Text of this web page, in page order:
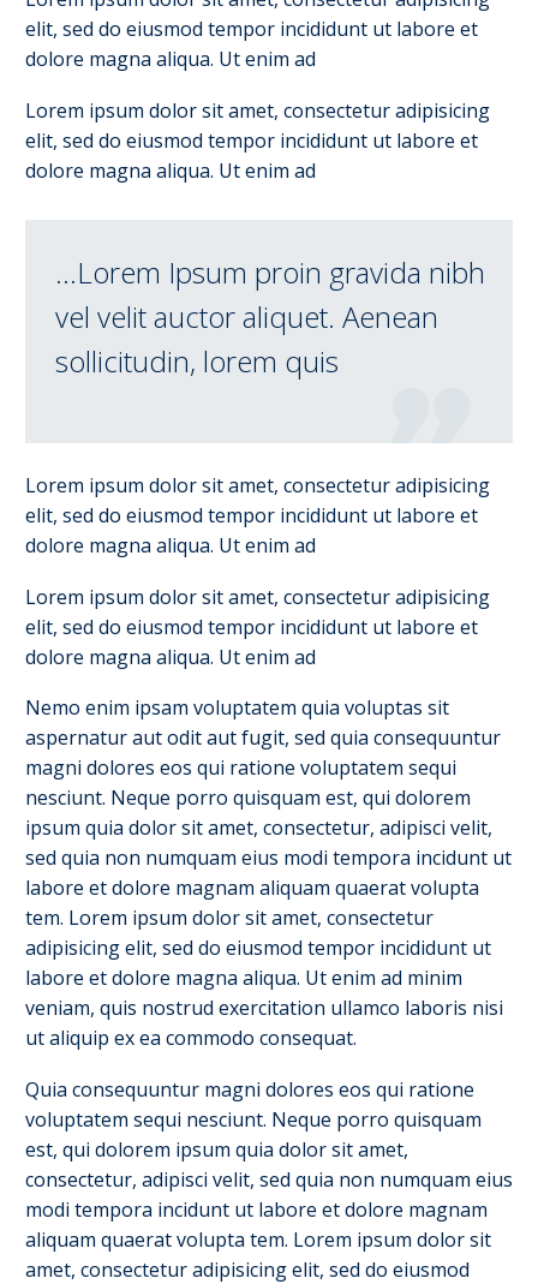
elit, sed do eiusmod tempor incididunt ut labore et
dolore magna aliqua. Ut enim ad
Lorem ipsum dolor sit amet, consectetur adipisicing
elit, sed do eiusmod tempor incididunt ut labore et
dolore magna aliqua. Ut enim ad
…Lorem Ipsum proin gravida nibh
vel velit auctor aliquet. Aenean
sollicitudin, lorem quis
Lorem ipsum dolor sit amet, consectetur adipisicing
elit, sed do eiusmod tempor incididunt ut labore et
dolore magna aliqua. Ut enim ad
Lorem ipsum dolor sit amet, consectetur adipisicing
elit, sed do eiusmod tempor incididunt ut labore et
dolore magna aliqua. Ut enim ad
Nemo enim ipsam voluptatem quia voluptas sit
aspernatur aut odit aut fugit, sed quia consequuntur
magni dolores eos qui ratione voluptatem sequi
nesciunt. Neque porro quisquam est, qui dolorem
ipsum quia dolor sit amet, consectetur, adipisci velit,
sed quia non numquam eius modi tempora incidunt ut
labore et dolore magnam aliquam quaerat volupta
tem. Lorem ipsum dolor sit amet, consectetur
adipisicing elit, sed do eiusmod tempor incididunt ut
labore et dolore magna aliqua. Ut enim ad minim
veniam, quis nostrud exercitation ullamco laboris nisi
ut aliquip ex ea commodo consequat.
Quia consequuntur magni dolores eos qui ratione
voluptatem sequi nesciunt. Neque porro quisquam
est, qui dolorem ipsum quia dolor sit amet,
consectetur, adipisci velit, sed quia non numquam eius
modi tempora incidunt ut labore et dolore magnam
aliquam quaerat volupta tem. Lorem ipsum dolor sit
amet, consectetur adipisicing elit, sed do eiusmod